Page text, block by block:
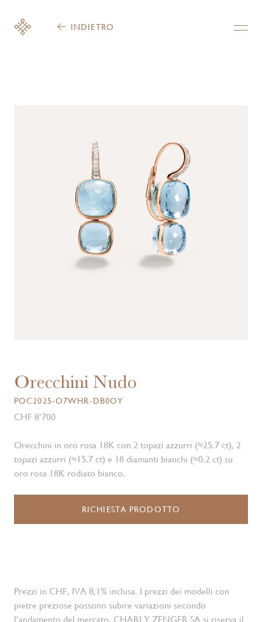
INDIETRO
Orecchini Nudo
POC2025-O7WHR-DB0OY
CHF 8’700
Orecchini in oro rosa 18K con 2 topazi azzurri (≈25.7 ct), 2
topazi azzurri (≈15.7 ct) e 18 diamanti bianchi (≈0.2 ct) su
oro rosa 18K rodiato bianco.
RICHIESTA PRODOTTO
Prezzi in CHF, IVA 8,1% inclusa. I prezzi dei modelli con
pietre preziose possono subire variazioni secondo
l’andamento del mercato. CHARLY ZENGER SA si riserva il